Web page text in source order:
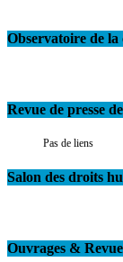
Observatoire de
Revue de presse
Pas de liens
Salon des droits
Ouvrages &